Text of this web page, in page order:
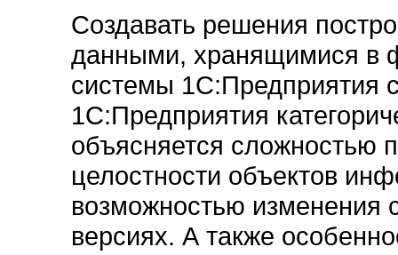
Создавать решения
данными, хранящимися в
системы 1С:Предприятия
1С:Предприятия
объясняется сложностью
целостности объектов
возможностью изменения
версиях. А также